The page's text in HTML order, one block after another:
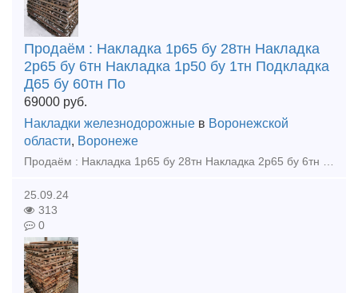
Продаём : Накладка 1р65 бу 28тн Накладка
2р65 бу 6тн Накладка 1р50 бу 1тн Подкладка
Д65 бу 60тн По
69000 руб.
Накладки железнодорожные в Воронежской
области, Воронеже
Продаём : Накладка 1р65 бу 28тн Накладка 2р65 бу 6тн Накладка 1р50 бу 1тн Подкладка Д65 бу 60тн Подкладка КД65 новая 2,5тн Подкладка КД65 бу 2тн Крестовина р65 1/9 новая 2023г, кол-во 3шт
25.09.24
313
0